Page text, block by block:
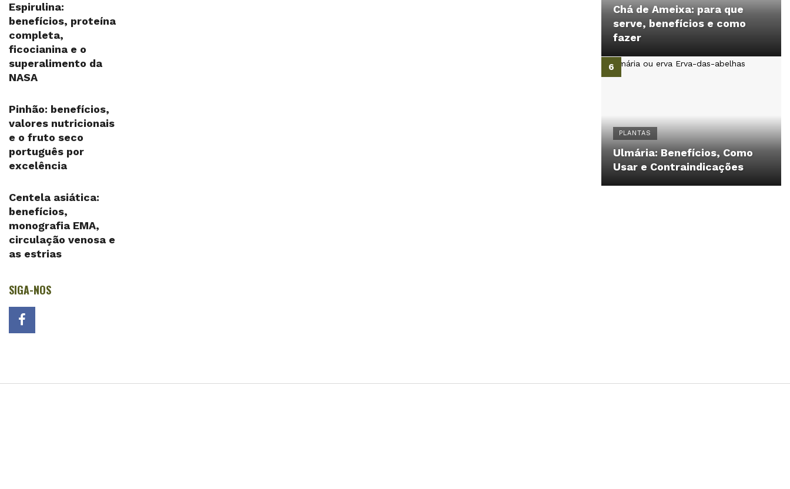
Chá de Ameixa: para que
serve, benefícios e como
fazer
PLANTAS
Ulmária: Benefícios, Como
Usar e Contraindicações
Espirulina:
benefícios, proteína
completa,
ficocianina e o
superalimento da
NASA
Pinhão: benefícios,
valores nutricionais
e o fruto seco
português por
excelência
Centela asiática:
benefícios,
monografia EMA,
circulação venosa e
as estrias
SIGA-NOS